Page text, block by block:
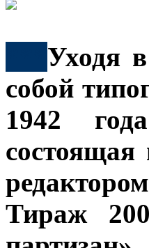
Уходя
собой
1942
Тираж 200